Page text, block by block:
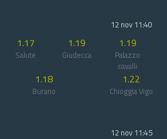
12 nov 11:40
1.17
Salute
1.19
Giudecca
1.19
Palazzo
cavalli
1.18
Burano
1.22
Chioggia Vigo
12 nov 11:45